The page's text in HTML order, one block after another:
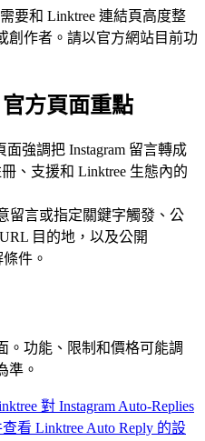
要和 Linktree 連結頁高度整
創作者。請以官方網站目前功
方頁面重點
面強調把 Instagram 留言轉成
、支援和 Linktree 生態內的
留言或指定關鍵字觸發、公
目的地，以及公開
件。
。功能、限制和價格可能調
準。
對 Instagram Auto-Replies
查看 Linktree Auto Reply 的設